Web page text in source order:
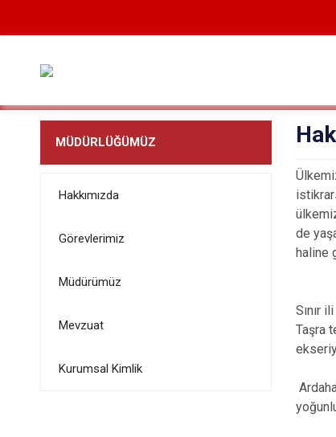
MÜDÜRLÜĞÜMÜZ
Hakkımızda
Görevlerimiz
Müdürümüz
Mevzuat
Kurumsal Kimlik
de
haline
Sınır
Taşra